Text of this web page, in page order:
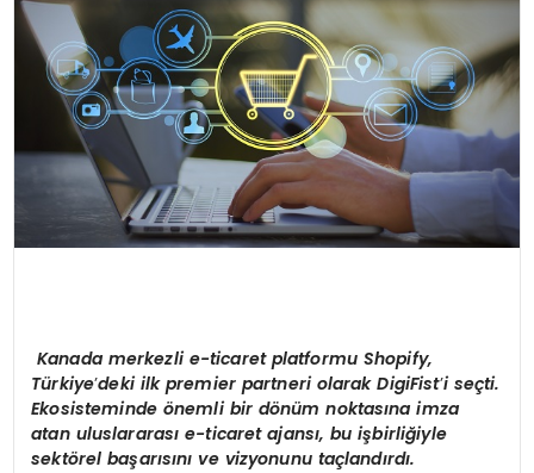
Kanada merkezli e-ticaret platformu Shopify,
Türkiye’deki ilk premier partneri olarak DigiFist’i seçti.
Ekosisteminde önemli bir dönüm noktasına imza
atan uluslararasıe-ticaret ajansı, bu işbirliğiyle
sektörel başarısınıve vizyonunu taçlandırdı.